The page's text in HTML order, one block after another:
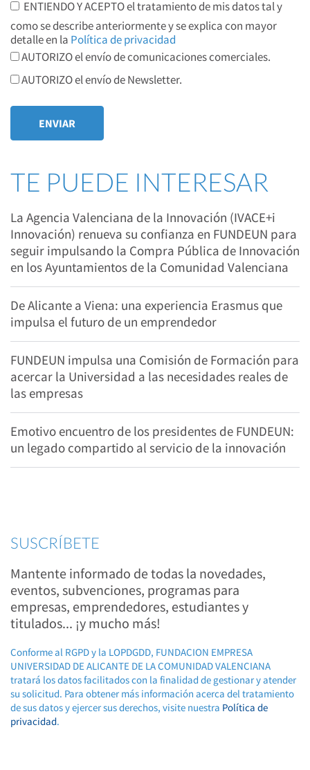
ENTIENDO Y ACEPTO el tratamiento de mis datos tal y
como se describe anteriormente y se explica con mayor
detalle en la Política de privacidad
AUTORIZO el envío de comunicaciones comerciales.
AUTORIZO el envío de Newsletter.
TE PUEDE INTERESAR
La Agencia Valenciana de la Innovación (IVACE+i
Innovación) renueva su confianza en FUNDEUN para
seguir impulsando la Compra Pública de Innovación
en los Ayuntamientos de la Comunidad Valenciana
De Alicante a Viena: una experiencia Erasmus que
impulsa el futuro de un emprendedor
FUNDEUN impulsa una Comisión de Formación para
acercar la Universidad a las necesidades reales de
las empresas
Emotivo encuentro de los presidentes de FUNDEUN:
un legado compartido al servicio de la innovación
SUSCRÍBETE
Mantente informado de todas la novedades,
eventos, subvenciones, programas para
empresas, emprendedores, estudiantes y
titulados... ¡y mucho más!
Conforme al RGPD y la LOPDGDD, FUNDACION EMPRESA
UNIVERSIDAD DE ALICANTE DE LA COMUNIDAD VALENCIANA
tratará los datos facilitados con la finalidad de gestionar y atender
su solicitud. Para obtener más información acerca del tratamiento
de sus datos y ejercer sus derechos, visite nuestra Política de
privacidad.